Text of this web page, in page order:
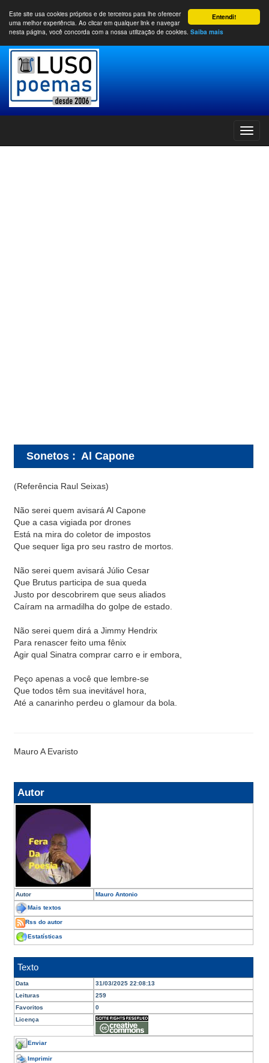
Entendi!
Este site usa cookies próprios e de terceiros para lhe oferecer
uma melhor experiência. Ao clicar em qualquer link e navegar
nesta página, você concorda com a nossa utilização de cookies. Saiba mais
Sonetos : Al Capone
(Referência Raul Seixas)
Não serei quem avisará Al Capone
Que a casa vigiada por drones
Está na mira do coletor de impostos
Que sequer liga pro seu rastro de mortos.
Não serei quem avisará Júlio Cesar
Que Brutus participa de sua queda
Justo por descobrirem que seus aliados
Caíram na armadilha do golpe de estado.
Não serei quem dirá a Jimmy Hendrix
Para renascer feito uma fênix
Agir qual Sinatra comprar carro e ir embora,
Peço apenas a você que lembre-se
Que todos têm sua inevitável hora,
Até a canarinho perdeu o glamour da bola.
Mauro A Evaristo
Autor
Autor Mauro Antonio
Mais textos
Rss do autor
Estatísticas
Texto
Data
31/03/2025 22:08:13
Leituras
259
Favoritos
0
Licença
Enviar
Imprimir